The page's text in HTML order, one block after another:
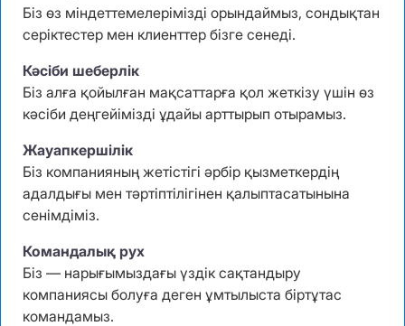
Біз өз міндеттемелерімізді орындаймыз, сондықтан
серіктестер мен клиенттер бізге сенеді.
Кәсіби шеберлік
Біз алға қойылған мақсаттарға қол жеткізу үшін өз
кәсіби деңгейімізді ұдайы арттырып отырамыз.
Жауапкершілік
Біз компанияның жетістігі әрбір қызметкердің
адалдығы мен тәртіптілігінен қалыптасатынына
сенімдіміз.
Командалық рух
Біз — нарығымыздағы үздік сақтандыру
компаниясы болуға деген ұмтылыста біртұтас
командамыз.